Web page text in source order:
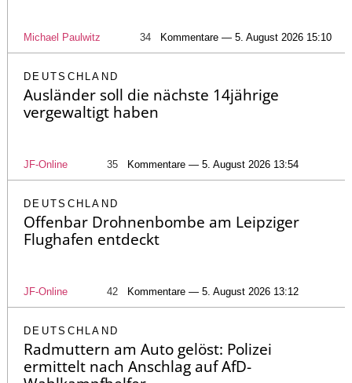
Michael Paulwitz 34 Kommentare — 5. August 2026 15:10
DEUTSCHLAND
Ausländer soll die nächste 14jährige
vergewaltigt haben
JF-Online 35 Kommentare — 5. August 2026 13:54
DEUTSCHLAND
Offenbar Drohnenbombe am Leipziger
Flughafen entdeckt
JF-Online 42 Kommentare — 5. August 2026 13:12
DEUTSCHLAND
Radmuttern am Auto gelöst: Polizei
ermittelt nach Anschlag auf AfD-